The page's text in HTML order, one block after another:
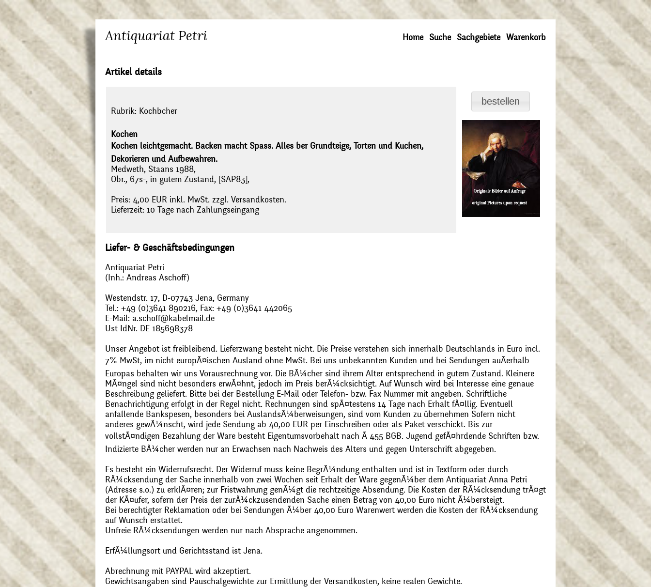
Antiquariat Petri Home Suche Sachgebiete Warenkorb
Artikel details
Rubrik: Kochbcher
Kochen
Kochen leichtgemacht. Backen macht Spass. Alles ber Grundteige, Torten und Kuchen,
Dekorieren und Aufbewahren.
Medweth, Staans 1988,
Obr., 67s-, in gutem Zustand, [SAP83],
Preis: 4,00 EUR inkl. MwSt. zzgl. Versandkosten.
Lieferzeit: 10 Tage nach Zahlungseingang
Liefer- & Geschäftsbedingungen
Antiquariat Petri
(Inh.: Andreas Aschoff)
Westendstr. 17, D-07743 Jena, Germany
Tel.: +49 (0)3641 890216, Fax: +49 (0)3641 442065
E-Mail: a.schoff@kabelmail.de
Ust IdNr. DE 185698378
Unser Angebot ist freibleibend. Lieferzwang besteht nicht. Die Preise verstehen sich innerhalb Deutschlands in Euro incl.
7% MwSt, im nicht europÃ¤ischen Ausland ohne MwSt. Bei uns unbekannten Kunden und bei Sendungen auÃerhalb
Europas behalten wir uns Vorausrechnung vor. Die BÃ¼cher sind ihrem Alter entsprechend in gutem Zustand. Kleinere
MÃ¤ngel sind nicht besonders erwÃ¤hnt, jedoch im Preis berÃ¼cksichtigt. Auf Wunsch wird bei Interesse eine genaue
Beschreibung geliefert. Bitte bei der Bestellung E-Mail oder Telefon- bzw. Fax Nummer mit angeben. Schriftliche
Benachrichtigung erfolgt in der Regel nicht. Rechnungen sind spÃ¤testens 14 Tage nach Erhalt fÃ¤llig. Eventuell
anfallende Bankspesen, besonders bei AuslandsÃ¼berweisungen, sind vom Kunden zu übernehmen Sofern nicht
anderes gewÃ¼nscht, wird jede Sendung ab 40,00 EUR per Einschreiben oder als Paket verschickt. Bis zur
vollstÃ¤ndigen Bezahlung der Ware besteht Eigentumsvorbehalt nach Ã 455 BGB. Jugend gefÃ¤hrdende Schriften bzw.
Indizierte BÃ¼cher werden nur an Erwachsen nach Nachweis des Alters und gegen Unterschrift abgegeben.
Es besteht ein Widerrufsrecht. Der Widerruf muss keine BegrÃ¼ndung enthalten und ist in Textform oder durch
RÃ¼cksendung der Sache innerhalb von zwei Wochen seit Erhalt der Ware gegenÃ¼ber dem Antiquariat Anna Petri
(Adresse s.o.) zu erklÃ¤ren; zur Fristwahrung genÃ¼gt die rechtzeitige Absendung. Die Kosten der RÃ¼cksendung trÃ¤gt
der KÃ¤ufer, sofern der Preis der zurÃ¼ckzusendenden Sache einen Betrag von 40,00 Euro nicht Ã¼bersteigt.
Bei berechtigter Reklamation oder bei Sendungen Ã¼ber 40,00 Euro Warenwert werden die Kosten der RÃ¼cksendung
auf Wunsch erstattet.
Unfreie RÃ¼cksendungen werden nur nach Absprache angenommen.
ErfÃ¼llungsort und Gerichtsstand ist Jena.
Abrechnung mit PAYPAL wird akzeptiert.
Gewichtsangaben sind Pauschalgewichte zur Ermittlung der Versandkosten, keine realen Gewichte.